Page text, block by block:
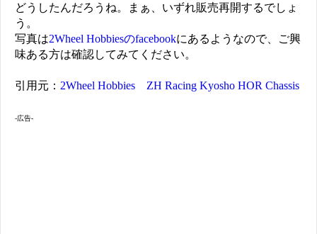
どうしたんだろうね。まぁ、いずれ販売再開するでしょ
う。
写真は2Wheel Hobbiesのfacebookにあるようなので、ご興
味ある方は確認してみてください。
引用元： 2Wheel Hobbies ZH Racing Kyosho HOR Chassis
-広告-